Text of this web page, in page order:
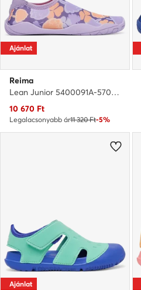
Ajánlat
Reima
Lean Junior 5400091A-5701 · Vízi sportcipők
Aktuális ár
10 670 Ft
Legalacsonyabb ár11 320 Ft-5%
Ajánlat